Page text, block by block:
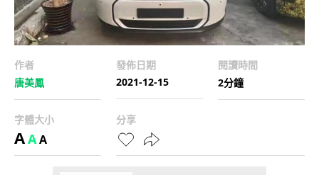
作者
唐美鳳
發佈日期
2021-12-15
閱讀時間
2分鐘
字體大小
AAA
分享